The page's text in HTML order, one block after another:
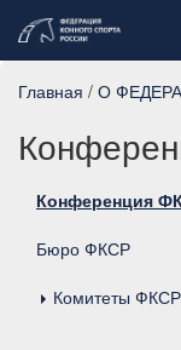
Главная / О
Конференция
Бюро ФКСР
Комитеты ФКСР